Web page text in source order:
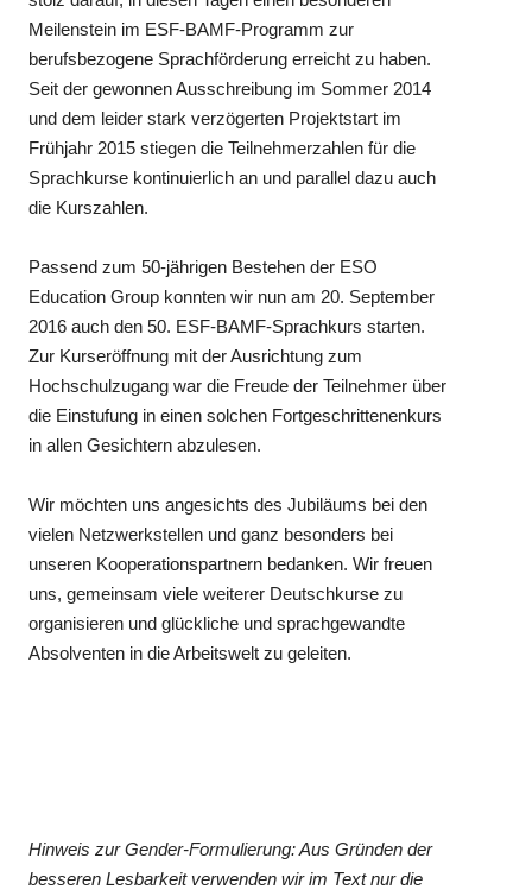
Meilenstein im ESF-BAMF-Programm zur
berufsbezogene Sprachförderung erreicht zu haben.
Seit der gewonnen Ausschreibung im Sommer 2014
und dem leider stark verzögerten Projektstart im
Frühjahr 2015 stiegen die Teilnehmerzahlen für die
Sprachkurse kontinuierlich an und parallel dazu auch
die Kurszahlen.
Passend zum 50-jährigen Bestehen der ESO
Education Group konnten wir nun am 20. September
2016 auch den 50. ESF-BAMF-Sprachkurs starten.
Zur Kurseröffnung mit der Ausrichtung zum
Hochschulzugang war die Freude der Teilnehmer über
die Einstufung in einen solchen Fortgeschrittenenkurs
in allen Gesichtern abzulesen.
Wir möchten uns angesichts des Jubiläums bei den
vielen Netzwerkstellen und ganz besonders bei
unseren Kooperationspartnern bedanken. Wir freuen
uns, gemeinsam viele weiterer Deutschkurse zu
organisieren und glückliche und sprachgewandte
Absolventen in die Arbeitswelt zu geleiten.
Hinweis zur Gender-Formulierung: Aus Gründen der
besseren Lesbarkeit verwenden wir im Text nur die